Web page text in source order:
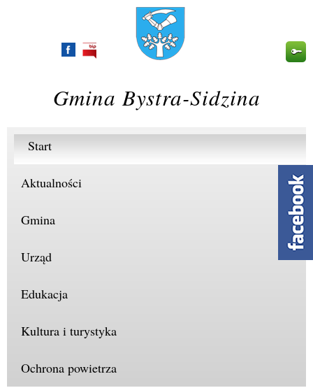
Przejdź
Gmina Bystra-Sidzina
Start
Aktualności
Gmina
Urząd
Edukacja
Kultura i turystyka
Ochrona powietrza